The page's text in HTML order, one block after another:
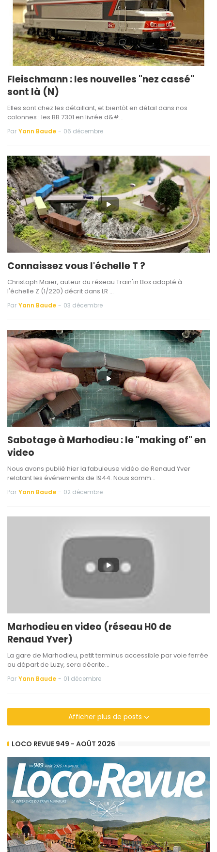
Fleischmann : les nouvelles "nez cassé"
sont là (N)
Elles sont chez les détaillant, et bientôt en détail dans nos
colonnes : les BB 7301 en livrée d&#…
Par Yann Baude - 06 décembre
Connaissez vous l'échelle T ?
Christoph Maier, auteur du réseau Train'in Box adapté à
l'échelle Z (1/220) décrit dans LR …
Par Yann Baude - 03 décembre
Sabotage à Marhodieu : le "making of" en
video
Nous avons publié hier la fabuleuse vidéo de Renaud Yver
relatant les événements de 1944. Nous somm…
Par Yann Baude - 02 décembre
Marhodieu en video (réseau H0 de
Renaud Yver)
La gare de Marhodieu, petit terminus accessible par voie ferrée
au départ de Luzy, sera décrite…
Par Yann Baude - 01 décembre
Afficher plus de posts
LOCO REVUE 949 - AOÛT 2026